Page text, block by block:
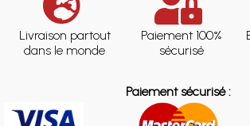
Livraison partout
dans le monde
Paiement 100%
sécurisé
Paiement sécurisé :